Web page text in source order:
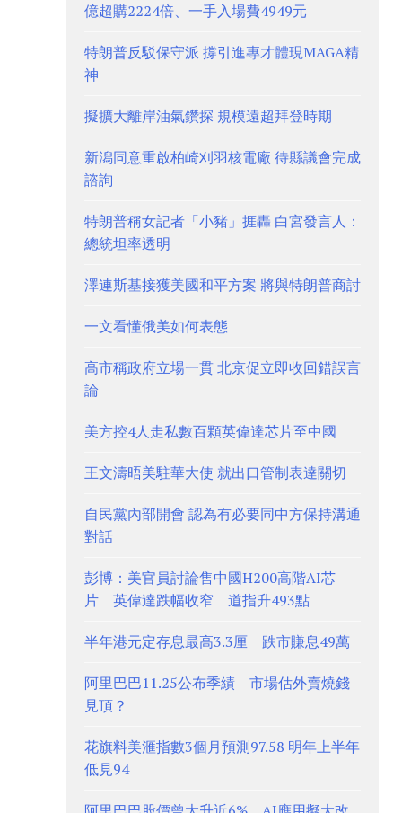
億超購2224倍、一手入場費4949元
特朗普反駁保守派 撐引進專才體現MAGA精
神
擬擴大離岸油氣鑽探 規模遠超拜登時期
新潟同意重啟柏崎刈羽核電廠 待縣議會完成
諮詢
特朗普稱女記者「小豬」捱轟 白宮發言人：
總統坦率透明
澤連斯基接獲美國和平方案 將與特朗普商討
一文看懂俄美如何表態
高市稱政府立場一貫 北京促立即收回錯誤言
論
美方控4人走私數百顆英偉達芯片至中國
王文濤晤美駐華大使 就出口管制表達關切
自民黨內部開會 認為有必要同中方保持溝通
對話
彭博：美官員討論售中國H200高階AI芯
片 英偉達跌幅收窄 道指升493點
半年港元定存息最高3.3厘 跌市賺息49萬
阿里巴巴11.25公布季績 市場估外賣燒錢
見頂？
花旗料美滙指數3個月預測97.58 明年上半年
低見94